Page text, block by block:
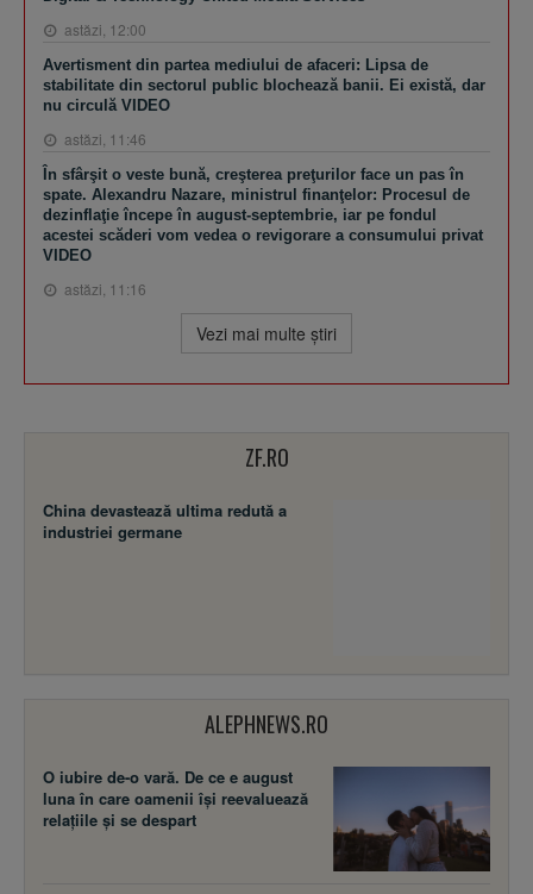
astăzi, 12:00
Avertisment din partea mediului de afaceri: Lipsa de
stabilitate din sectorul public blochează banii. Ei există, dar
nu circulă VIDEO
astăzi, 11:46
În sfârşit o veste bună, creşterea preţurilor face un pas în
spate. Alexandru Nazare, ministrul finanţelor: Procesul de
dezinflaţie începe în august-septembrie, iar pe fondul
acestei scăderi vom vedea o revigorare a consumului privat
VIDEO
astăzi, 11:16
Vezi mai multe ştiri
ZF.RO
China devastează ultima redută a
industriei germane
ALEPHNEWS.RO
O iubire de-o vară. De ce e august
luna în care oamenii își reevaluează
relațiile și se despart